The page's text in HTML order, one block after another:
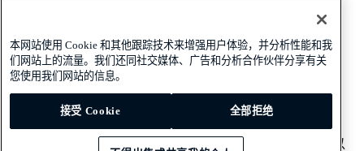
Privacy policy
Cookie policy
本网站所推广的服务由 Adyen N.V.及其子公司在中国内地以
本网站使用 Cookie 和其他跟踪技术来增强用户体验，并分析性能和我
们网站上的流量。我们还同社交媒体、广告和分析合作伙伴分享有关
您使用我们网站的信息。
接受 Cookie 全部拒绝